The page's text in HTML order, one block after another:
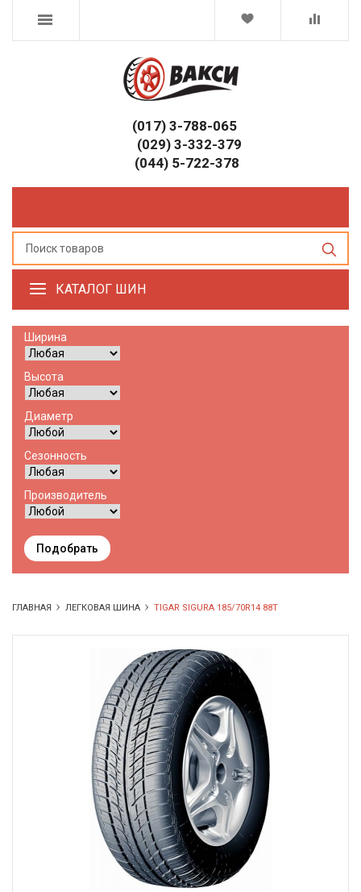
(017) 3-788-065
(029) 3-332-379
(044) 5-722-378
КАТАЛОГ ШИН
Ширина
Высота
Диаметр
Сезонность
Производитель
Подобрать
ГЛАВНАЯ ЛЕГКОВАЯ ШИНА TIGAR SIGURA 185/70R14 88T